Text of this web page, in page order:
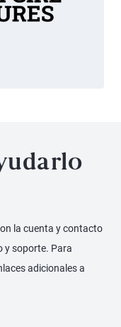
la cuenta y contacto
y soporte. Para
adicionales a